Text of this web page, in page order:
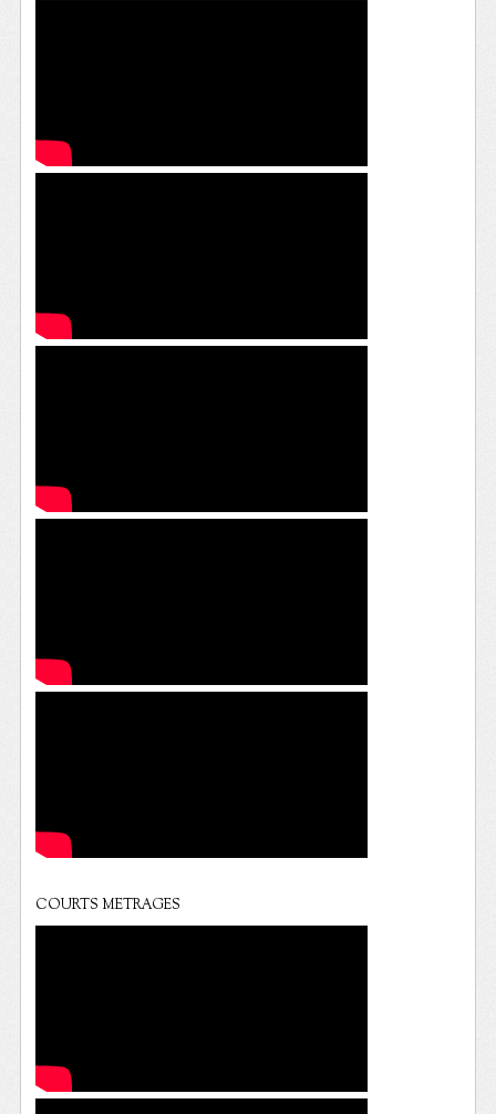
COURTS METRAGES